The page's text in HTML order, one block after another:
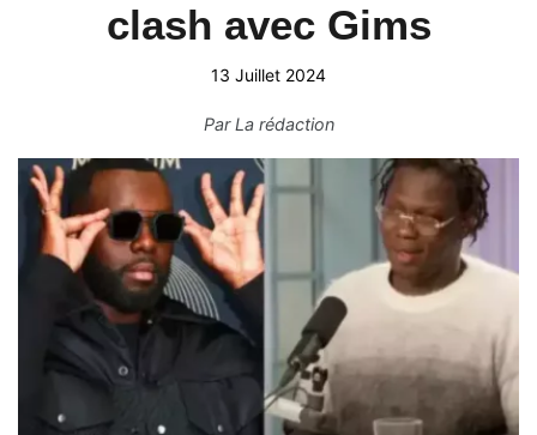
clash avec Gims
13 Juillet 2024
ParLa rédaction